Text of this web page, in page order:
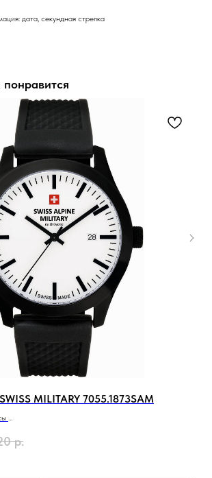
дата, секундная стрелка
MILITARY 7055.1873SAM
р.